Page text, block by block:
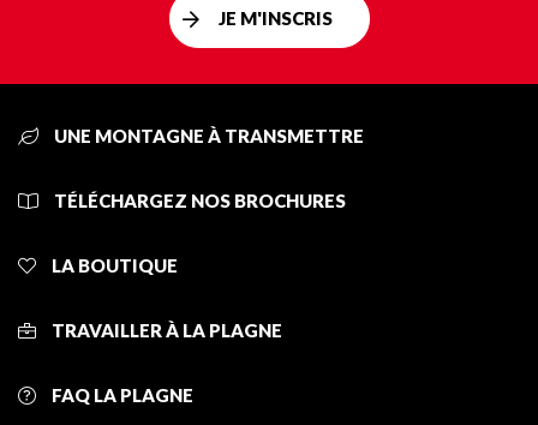
JE M'INSCRIS
UNE MONTAGNE À TRANSMETTRE
TÉLÉCHARGEZ NOS BROCHURES
LA BOUTIQUE
TRAVAILLER À LA PLAGNE
FAQ LA PLAGNE